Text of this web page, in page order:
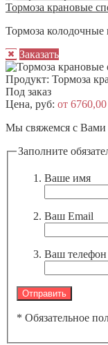
Тормоза крановые
Тормоза колодочные
Заказать
Продукт: Тормоза
Под заказ
Цена, руб: от 6760,00
Мы свяжемся с Вами
Заполните
Ваше имя
Ваш Email
Ваш телефон
* Обязательное